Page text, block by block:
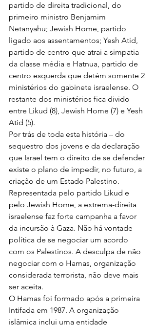
partido de direita tradicional, do
primeiro ministro Benjamim
Netanyahu; Jewish Home, partido
ligado aos assentamentos; Yesh Atid,
partido de centro que atrai a simpatia
da classe média e Hatnua, partido de
centro esquerda que detém somente 2
ministérios do gabinete israelense. O
restante dos ministérios fica divido
entre Likud (8), Jewish Home (7) e Yesh
Atid (5).
Por trás de toda esta história – do
sequestro dos jovens e da declaração
que Israel tem o direito de se defender
existe o plano de impedir, no futuro, a
criação de um Estado Palestino.
Representada pelo partido Likud e
pelo Jewish Home, a extrema-direita
israelense faz forte campanha a favor
da incursão à Gaza. Não há vontade
política de se negociar um acordo
com os Palestinos. A desculpa de não
negociar com o Hamas, organização
considerada terrorista, não deve mais
ser aceita.
O Hamas foi formado após a primeira
Intifada em 1987. A organização
islâmica inclui uma entidade